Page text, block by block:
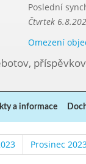
Poslední
Čtvrtek
Omezení
a informace
Prosinec